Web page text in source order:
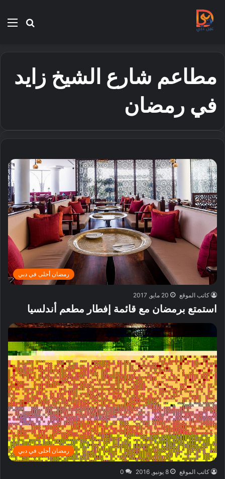
بحث
مطاعم شارع الشيخ زايد
في رمضان
رمضان أحلى في دبي
كاتب الموقع 20 مايو, 2017
استمتع برمضان مع قائمة إفطار مطعم أندلسيا
رمضان أحلى في دبي
كاتب الموقع 8 يونيو, 2016 0